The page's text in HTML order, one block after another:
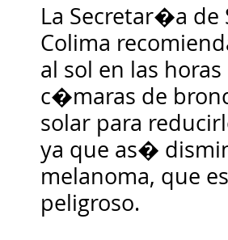
La Secretar�a de
Colima
al sol en las
c�maras de
solar para
ya que as�
melanoma, que
peligroso.